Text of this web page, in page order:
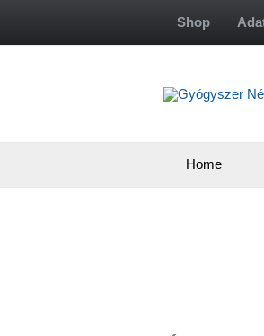
Shop
Home